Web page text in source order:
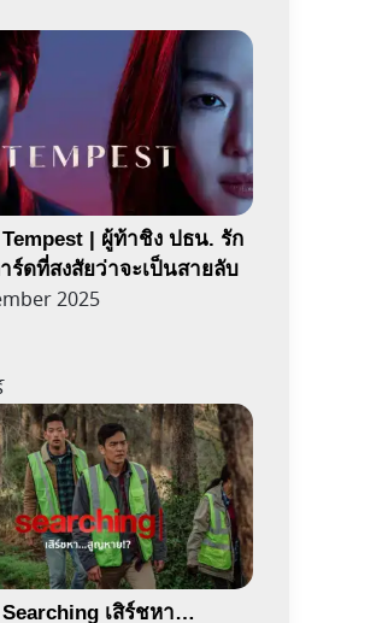
| ผู้ท้าชิง ปธน. รัก
ร์ดที่สงสัยว่าจะเป็นสายลับ
2025
เสิร์ชหา…